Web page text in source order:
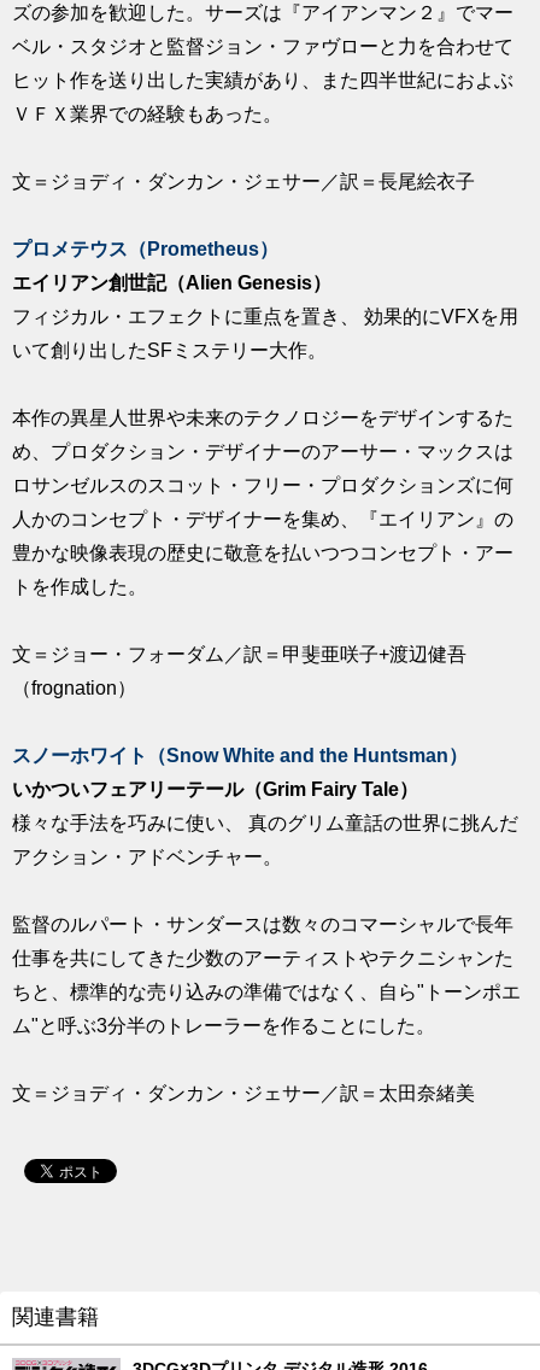
ズの参加を歓迎した。サーズは『アイアンマン２』でマー
ベル・スタジオと監督ジョン・ファヴローと力を合わせて
ヒット作を送り出した実績があり、また四半世紀におよぶ
ＶＦＸ業界での経験もあった。
文＝ジョディ・ダンカン・ジェサー／訳＝長尾絵衣子
プロメテウス（Prometheus）
エイリアン創世記（Alien Genesis）
フィジカル・エフェクトに重点を置き、 効果的にVFXを用
いて創り出したSFミステリー大作。
本作の異星人世界や未来のテクノロジーをデザインするた
め、プロダクション・デザイナーのアーサー・マックスは
ロサンゼルスのスコット・フリー・プロダクションズに何
人かのコンセプト・デザイナーを集め、『エイリアン』の
豊かな映像表現の歴史に敬意を払いつつコンセプト・アー
トを作成した。
文＝ジョー・フォーダム／訳＝甲斐亜咲子+渡辺健吾
（frognation）
スノーホワイト（Snow White and the Huntsman）
いかついフェアリーテール（Grim Fairy Tale）
様々な手法を巧みに使い、 真のグリム童話の世界に挑んだ
アクション・アドベンチャー。
監督のルパート・サンダースは数々のコマーシャルで長年
仕事を共にしてきた少数のアーティストやテクニシャンた
ちと、標準的な売り込みの準備ではなく、自ら"トーンポエ
ム"と呼ぶ3分半のトレーラーを作ることにした。
文＝ジョディ・ダンカン・ジェサー／訳＝太田奈緒美
関連書籍